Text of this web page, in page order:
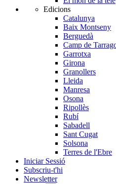
Edicions
Catalunya
Baix Montseny
Berguedà
Camp de
Garrotxa
Girona
Granollers
Lleida
Manresa
Osona
Ripollès
Rubí
Sabadell
Sant Cugat
Solsona
Terres de l'Ebre
Iniciar Sessió
Subscriu-t'hi
Newsletter